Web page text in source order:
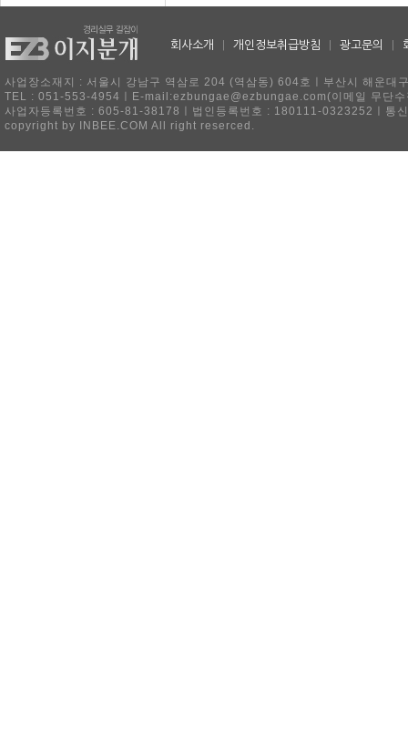
회사소개 개인정보취급방침 광고문의
사업장소재지 : 서울시 강남구 역삼로 204 (역삼동) 604호ㅣ부산시 해운
TEL : 051-553-4954ㅣE-mail:ezbungae@ezbungae.com(이메일 무단수
사업자등록번호 : 605-81-38178ㅣ법인등록번호 : 180111-0323252ㅣ통
copyright by INBEE.COM All right reserced.